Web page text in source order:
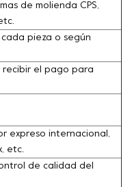
de molienda CPS,
pieza o según
recibir el pago para
expreso internacional,
etc.
de calidad del